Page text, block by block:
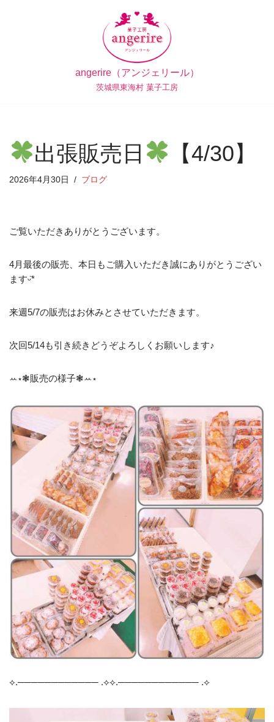
ッ
angerire（アンジェリール）
茨城県東海村 菓子工房
出張販売日 【4/30】
2026年4月30日 ブログ
ご覧いただきありがとうございます。
4月最後の販売、本日もご購入いただき誠にありがとうござい
ますᵕ̈*
来週5/7の販売はお休みとさせていただきます。
次回5/14も引き続きどうぞよろしくお願いします♪
ꕀ⋆❃販売の様子❃ꕀ⋆
⟡.──────────── .⟡⟡.──────────── .⟡